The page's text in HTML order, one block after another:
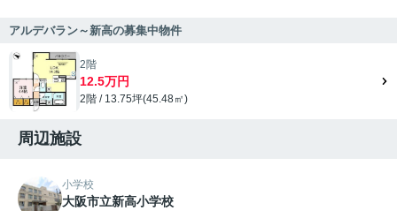
アルデバラン～新高の募集中物件
2階
12.5万円
2階 / 13.75坪(45.48㎡)
周辺施設
小学校
大阪市立新高小学校